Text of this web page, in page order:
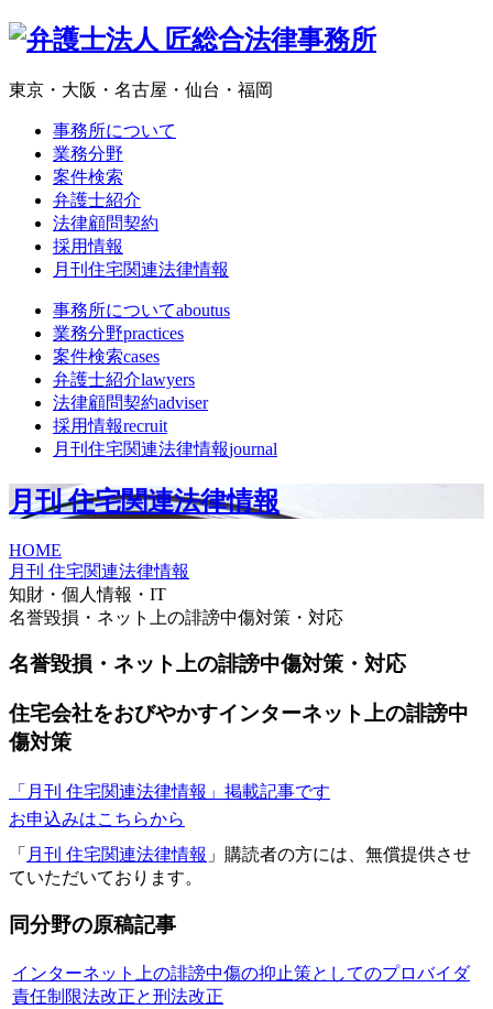
東京・大阪・名古屋・仙台・福岡
事務所について
業務分野
案件検索
弁護士紹介
法律顧問契約
採用情報
月刊住宅関連法律情報
事務所についてaboutus
業務分野practices
案件検索cases
弁護士紹介lawyers
法律顧問契約adviser
採用情報recruit
月刊住宅関連法律情報journal
月刊 住宅関連法律情報
HOME
月刊 住宅関連法律情報
知財・個人情報・IT
名誉毀損・ネット上の誹謗中傷対策・対応
名誉毀損・ネット上の誹謗中傷対策・対応
住宅会社をおびやかすインターネット上の誹謗中
傷対策
「月刊 住宅関連法律情報」掲載記事です
お申込みはこちらから
「 月刊 住宅関連法律情報 」購読者の方には、無償提供させ
ていただいております。
同分野の原稿記事
インターネット上の誹謗中傷の抑止策としてのプロバイダ
責任制限法改正と刑法改正